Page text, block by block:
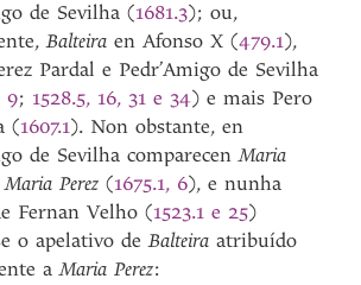
de Sevilha (1681.3); ou,
Balteiraen Afonso X (479.1),
Pardal e Pedr’Amigo de Sevilha
9; 1528.5, 16, 31 e 34) e mais Pero
(1607.1). Non obstante, en
de Sevilha comparecenMaria
Maria Perez (1675.1, 6), e nunha
Fernan Velho (1523.1 e 25)
o apelativo deBalteiraatribuído
aMaria Perez: